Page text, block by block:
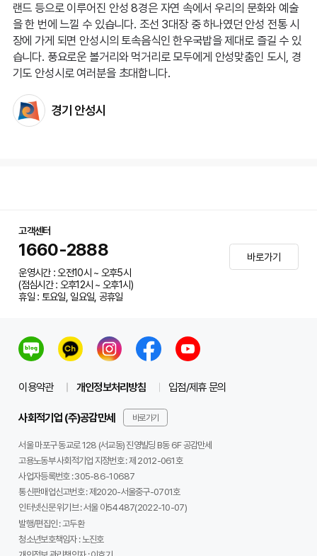
랜드 등으로 이루어진 안성 8경은 자연 속에서 우리의 문화와 예술
을 한 번에 느낄 수 있습니다. 조선 3대장 중 하나였던 안성 전통 시
장에 가게 되면 안성시의 토속음식인 한우국밥을 제대로 즐길 수 있
습니다. 풍요로운 볼거리와 먹거리로 모두에게 안성맞춤인 도시, 경
기도 안성시로 여러분을 초대합니다.
경기 안성시
고객센터
1660-2888
운영시간 : 오전10시 ~ 오후5시
(점심시간 : 오후12시 ~ 오후1시)
휴일 : 토요일, 일요일, 공휴일
바로가기
이용약관 개인정보처리방침 입점/제휴 문의
사회적기업 (주)공감만세 바로가기
서울 마포구 동교로 128 (서교동) 진영빌딩 B동 6F 공감만세
고용노동부 사회적기업 지정번호 : 제 2012-061호
사업자등록번호 :305-86-10687
통신판매업신고번호 :제2020-서울중구-0701호
인터넷신문 위기브 :서울 아54487(2022-10-07)
발행/편집인 :고두환
청소년보호책임자 :노진호